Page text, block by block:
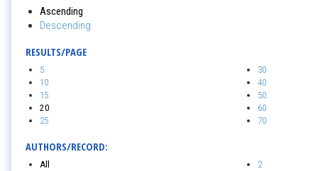
Ascending
Descending
RESULTS/PAGE
5
10
15
20
25
30
40
50
60
70
AUTHORS/RECORD:
All
2